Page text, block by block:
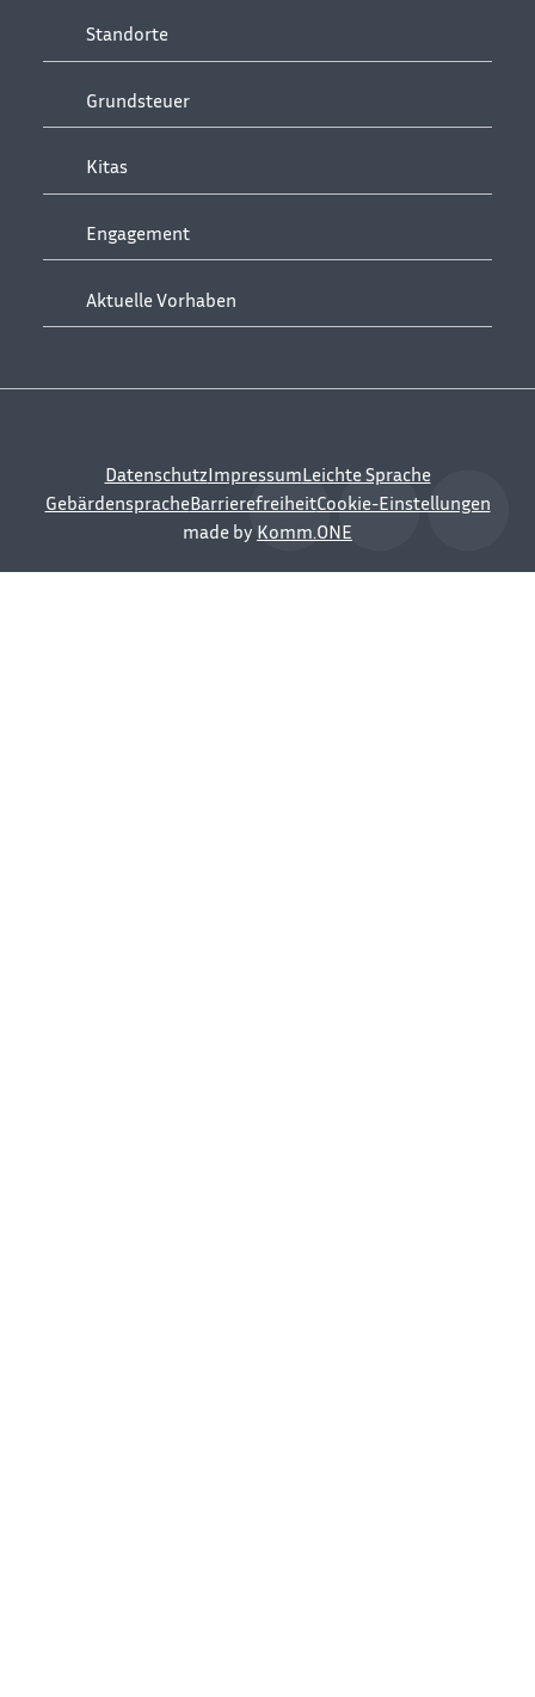
Standorte
Grundsteuer
Kitas
Engagement
Aktuelle Vorhaben
DatenschutzImpressumLeichte Sprache
GebärdenspracheBarrierefreiheitCookie-Einstellungen
made by Komm.ONE